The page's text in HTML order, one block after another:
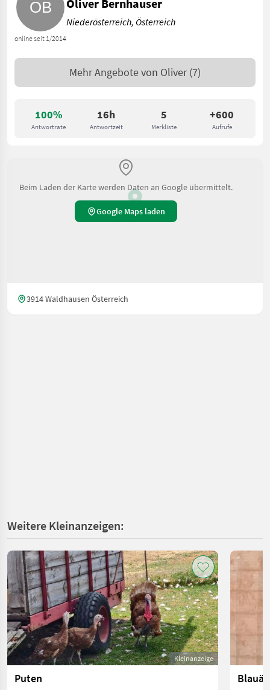
100%
Antwortrate
16h
Antwortzeit
5
Merkliste
+600
Aufrufe
online seit 1/2014
Oliver Bernhauser
Niederösterreich, Österreich
Mehr Angebote von Oliver (7)
Beim Laden der Karte werden Daten an Google übermittelt.
Google Maps laden
3914 Waldhausen Österreich
Weitere Kleinanzeigen:
Kleinanzeige
Puten